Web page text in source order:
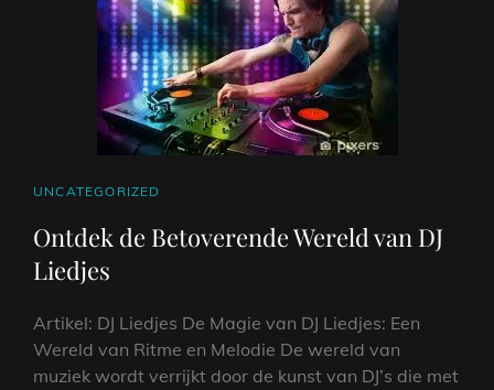
CAT
UNCATEGORIZED
Ontdek de Betoverende Wereld van DJ
Liedjes
Artikel: DJ Liedjes De Magie van DJ Liedjes: Een
Wereld van Ritme en Melodie De wereld van
muziek wordt verrijkt door de kunst van DJ’s die met